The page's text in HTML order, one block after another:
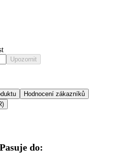
Upozornit
Hodnocení zákazníků
Pasuje do: